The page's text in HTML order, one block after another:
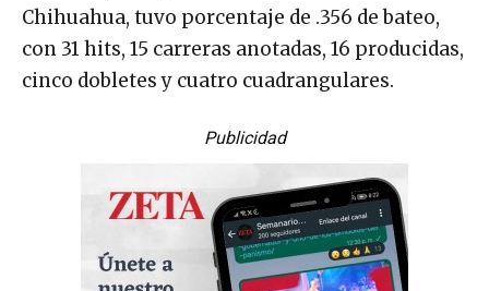
Chihuahua, tuvo porcentaje de .356 de bateo,
con 31 hits, 15 carreras anotadas, 16 producidas,
cinco dobletes y cuatro cuadrangulares.
Publicidad